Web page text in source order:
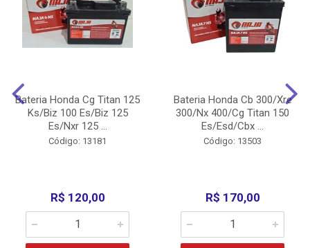
Bateria Honda Cg Titan 125
Ks/Biz 100 Es/Biz 125
Es/Nxr 125 ...
Código: 13181
R$ 120,00
Bateria Honda Cb 300/Xre
300/Nx 400/Cg Titan 150
Es/Esd/Cbx ...
Código: 13503
R$ 170,00